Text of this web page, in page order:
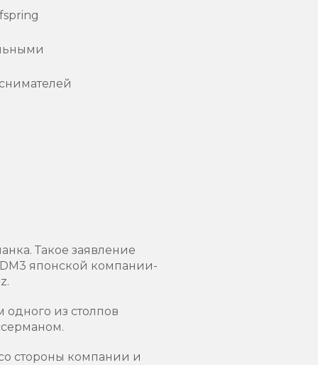
Такое заявление
японской компании-
одного из столпов
стороны компании и